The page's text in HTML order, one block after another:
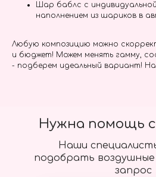
Шар баблс с
наполнением из шариков в
Любую композицию можно
и бюджет! Можем менять гамму,
- подберем идеальный вариант!
Наши
подобрать
запрос
Нужна помощь